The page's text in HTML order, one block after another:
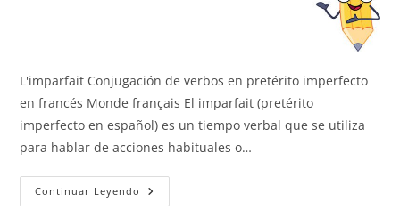
L'imparfait Conjugación de verbos en pretérito imperfecto
en francés Monde français El imparfait (pretérito
imperfecto en español) es un tiempo verbal que se utiliza
para hablar de acciones habituales o…
Continuar Leyendo L’imparfait